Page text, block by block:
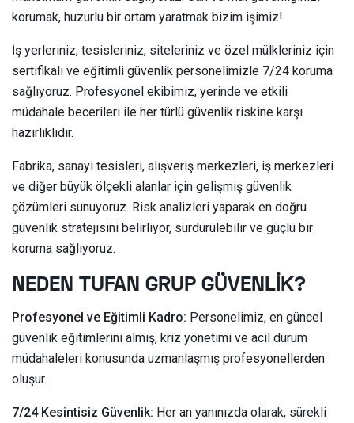
korumak, huzurlu bir ortam yaratmak bizim işimiz!
İş yerleriniz, tesisleriniz, siteleriniz ve özel mülkleriniz için
sertifikalı ve eğitimli güvenlik personelimizle 7/24 koruma
sağlıyoruz. Profesyonel ekibimiz, yerinde ve etkili
müdahale becerileri ile her türlü güvenlik riskine karşı
hazırlıklıdır.
Fabrika, sanayi tesisleri, alışveriş merkezleri, iş merkezleri
ve diğer büyük ölçekli alanlar için gelişmiş güvenlik
çözümleri sunuyoruz. Risk analizleri yaparak en doğru
güvenlik stratejisini belirliyor, sürdürülebilir ve güçlü bir
koruma sağlıyoruz.
NEDEN TUFAN GRUP GÜVENLİK?
Profesyonel ve Eğitimli Kadro: Personelimiz, en güncel
güvenlik eğitimlerini almış, kriz yönetimi ve acil durum
müdahaleleri konusunda uzmanlaşmış profesyonellerden
oluşur.
7/24 Kesintisiz Güvenlik: Her an yanınızda olarak, sürekli